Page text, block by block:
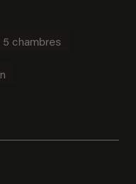
5 chambres